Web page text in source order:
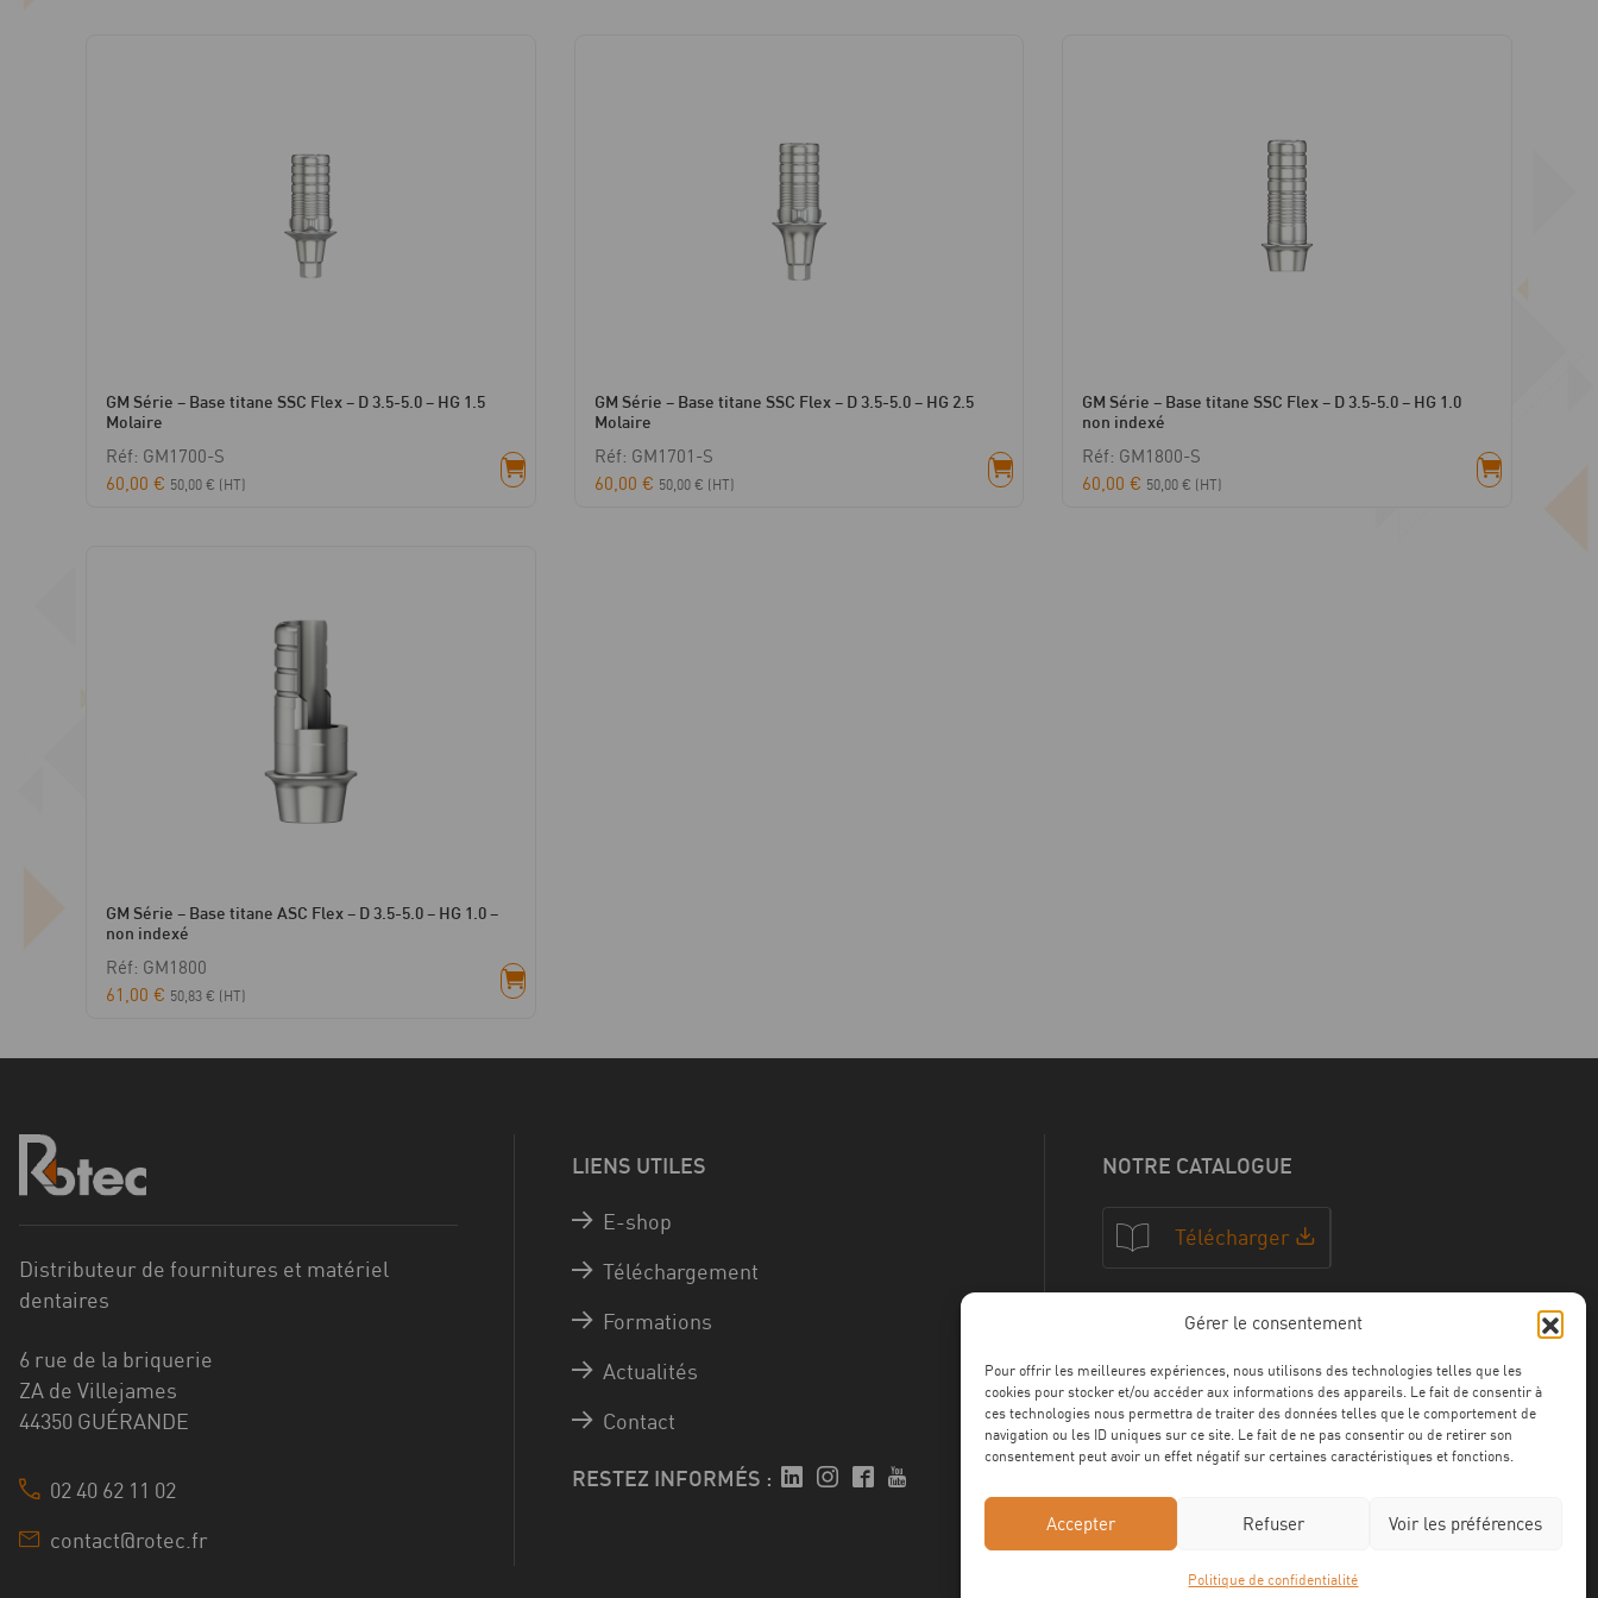
Gérer le consentement
Pour offrir les meilleures expériences, nous utilisons des technologies telles que les
cookies pour stocker et/ou accéder aux informations des appareils. Le fait de consentir à
ces technologies nous permettra de traiter des données telles que le comportement de
navigation ou les ID uniques sur ce site. Le fait de ne pas consentir ou de retirer son
consentement peut avoir un effet négatif sur certaines caractéristiques et fonctions.
Accepter Refuser Voir les préférences
Politique de confidentialité
GM Série – Base titane SSC Flex – D 3.5-5.0 – HG 1.5
Molaire
Réf: GM1700-S
60,00 € 50,00 € (HT)
GM Série – Base titane SSC Flex – D 3.5-5.0 – HG 2.5
Molaire
Réf: GM1701-S
60,00 € 50,00 € (HT)
GM Série – Base titane SSC Flex – D 3.5-5.0 – HG 1.0
non indexé
Réf: GM1800-S
60,00€ 50,00€ (HT)
GM Série – Base titane ASC Flex – D 3.5-5.0 – HG 1.0 –
non indexé
Réf: GM1800
61,00 € 50,83 € (HT)
Distributeur de fournitures et matériel
dentaires
6 rue de la briquerie
ZA de Villejames
44350 GUÉRANDE
02 40 62 11 02
contact@rotec.fr
LIENS UTILES
E-shop
Téléchargement
Formations
Actualités
Contact
RESTEZ INFORMÉS :
NOTRE CATALOGUE
Télécharger
NOS CERTFICATIONS